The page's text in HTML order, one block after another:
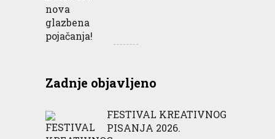
Zadnje objavljeno
FESTIVAL KREATIVNOG
PISANJA 2026.